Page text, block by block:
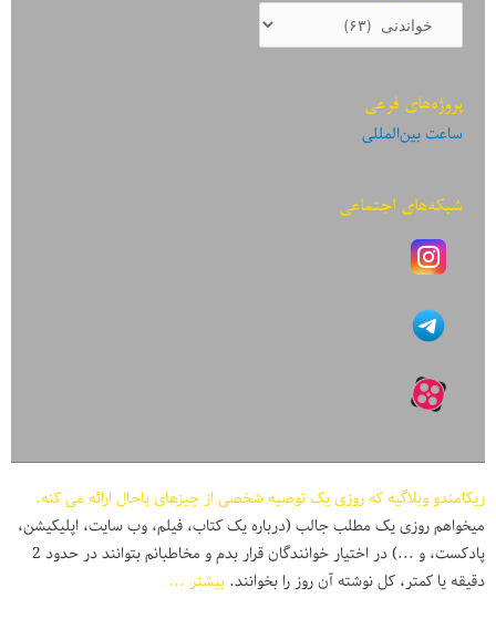
دسته‌بندی
نوشته‌ها
پروژه‌های فرعی
ساعت بین‌المللی
شبکه‌های اجتماعی
ریکامندو وبلاگیه که روزی یک توصیه شخصی از چیزهای باحال ارائه می کنه.
میخواهم روزی یک مطلب جالب (درباره یک کتاب، فیلم، وب سایت، اپلیکیشن،
پادکست، و ...) در اختیار خوانندگان قرار بدم و مخاطبانم بتوانند در حدود 2
دقیقه یا کمتر، کل نوشته آن روز را بخوانند. بیشتر ...